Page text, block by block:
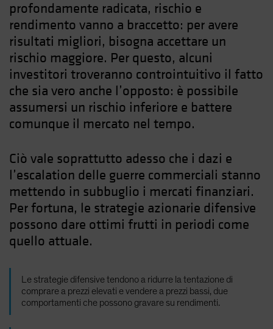
profondamente radicata, rischio e
rendimento vanno a braccetto: per avere
risultati migliori, bisogna accettare un
rischio maggiore. Per questo, alcuni
investitori troveranno controintuitivo il fatto
che sia vero anche l’opposto: è possibile
assumersi un rischio inferiore e battere
comunque il mercato nel tempo.
Ciò vale soprattutto adesso che i dazi e
l’escalation delle guerre commerciali stanno
mettendo in subbuglio i mercati finanziari.
Per fortuna, le strategie azionarie difensive
possono dare ottimi frutti in periodi come
quello attuale.
Le strategie difensive tendono a ridurre la tentazione di
comprare a prezzi elevati e vendere a prezzi bassi, due
comportamenti che possono gravare su rendimenti.